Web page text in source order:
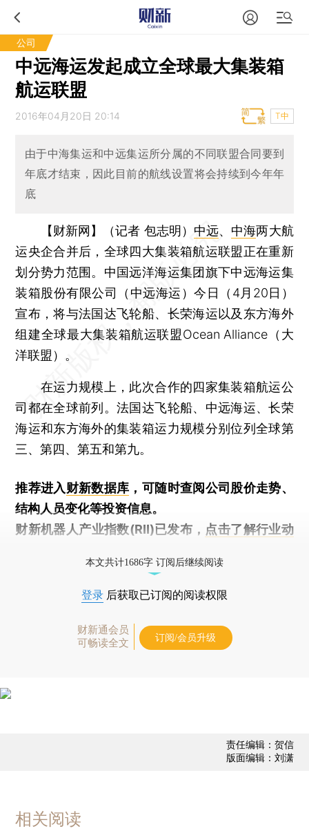
公司
中远海运发起成立全球最大集装箱
航运联盟
2016年04月20日 20:14 T中
由于中海集运和中远集运所分属的不同联盟合同要到
年底才结束，因此目前的航线设置将会持续到今年年
底
【财新网】（记者 包志明） 中远、 中海两大航
运央企合并后，全球四大集装箱航运联盟正在重新
划分势力范围。中国远洋海运集团旗下中远海运集
装箱股份有限公司（中远海运）今日（4月20日）
宣布，将与法国达飞轮船、长荣海运以及东方海外
组建全球最大集装箱航运联盟Ocean Alliance（大
洋联盟）。
在运力规模上，此次合作的四家集装箱航运公
司都在全球前列。法国达飞轮船、中远海运、长荣
海运和东方海外的集装箱运力规模分别位列全球第
三、第四、第五和第九。
推荐进入财新数据库 ，可随时查阅公司股价走势、
结构人员变化等投资信息。
财新机器人产业指数(RII)已发布， 点击了解行业动
本文共计1686字 订阅后继续阅读
登录 后获取已订阅的阅读权限
财新通会员
可畅读全文
订阅/会员升级
责任编辑：贺信
版面编辑：刘潇
相关阅读